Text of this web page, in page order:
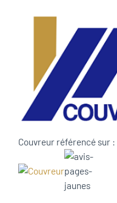
Couvreur référencé sur :